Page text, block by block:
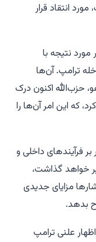
انتقاد قرار
نتیجه با
ترامپ. آن‌ها
حزب‌الله اکنون درک
که این امر آن‌ها را
فرآیندهای داخلی و
خواهد گذاشت،
مزایای جدیدی
بدهد.
علنی ترامپ